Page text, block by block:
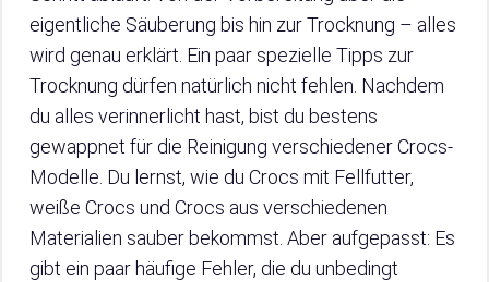
eigentliche Säuberung bis hin zur Trocknung – alles
wird genau erklärt. Ein paar spezielle Tipps zur
Trocknung dürfen natürlich nicht fehlen. Nachdem
du alles verinnerlicht hast, bist du bestens
gewappnet für die Reinigung verschiedener Crocs-
Modelle. Du lernst, wie du Crocs mit Fellfutter,
weiße Crocs und Crocs aus verschiedenen
Materialien sauber bekommst. Aber aufgepasst: Es
gibt ein paar häufige Fehler, die du unbedingt